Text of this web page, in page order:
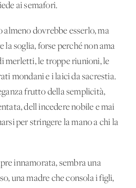
ai semafori.
almeno dovrebbe esserlo, ma
la soglia, forse perché non ama
merletti, le troppe riunioni, le
mondani e i laici da sacrestia.
frutto della semplicità,
dell'incedere nobile e mai
per stringere la mano a chi la
innamorata, sembra una
una madre che consola i figli,